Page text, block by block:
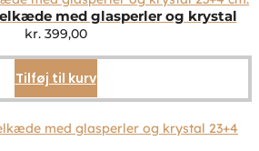
med glasperler og krystal
kr.399,00
Tilføj til kurv